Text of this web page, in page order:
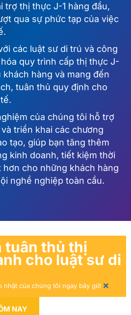
trợ thị thực J-1 hàng đầu,
qua sự phức tạp của việc
các luật sư di trú và công
quy trình cấp thị thực J-
khách hàng và mang đến
tuân thủ quy định cho
của chúng tôi hỗ trợ
triển khai các chương
tạo, giúp bạn tăng thêm
kinh doanh, tiết kiệm thời
hơn cho những khách hàng
nghề nghiệp toàn cầu.
tuân thủ thị
cho luật sư di
nhật của chúng tôi ngay bây giờ ×
NAY